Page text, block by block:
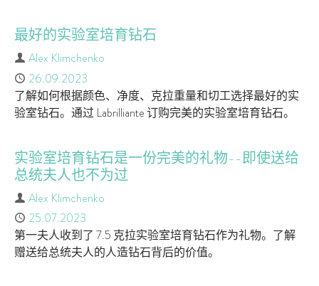
最好的实验室培育钻石
作者
Alex Klimchenko
已发布
26.09.2023
了解如何根据颜色、净度、克拉重量和切工选择最好的实
验室钻石。通过 Labrilliante 订购完美的实验室培育钻石。
实验室培育钻石是一份完美的礼物--即使送给
总统夫人也不为过
作者
Alex Klimchenko
已发布
25.07.2023
第一夫人收到了 7.5 克拉实验室培育钻石作为礼物。了解
赠送给总统夫人的人造钻石背后的价值。